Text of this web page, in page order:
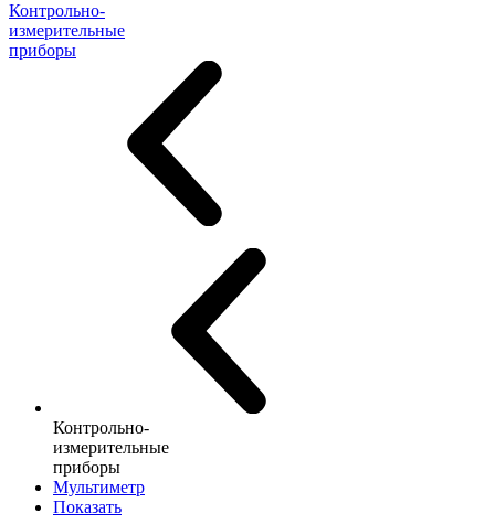
Контрольно-
измерительные
приборы
Контрольно-
измерительные
приборы
Мультиметр
Показать